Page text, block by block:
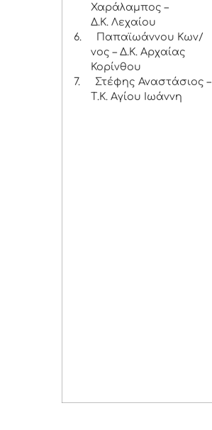
Χαράλαμπος –
Δ.Κ. Λεχαίου
6.
Παπαϊωάννου Κων/
νος – Δ.Κ. Αρχαίας
Κορίνθου
7.
Στέφης Αναστάσιος –
Τ.Κ. Αγίου Ιωάννη